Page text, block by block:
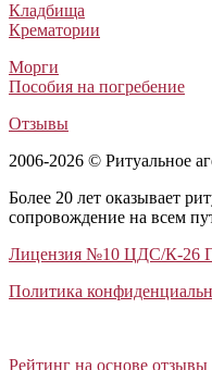
Кладбища
Крематории
Морги
Пособия на погребение
Отзывы
2006-2026 © Ритуальное
Более 20 лет оказывает
сопровождение на всем
Лицензия №10 ЦДС/К-26
Политика
Рейтинг на основе отзывы